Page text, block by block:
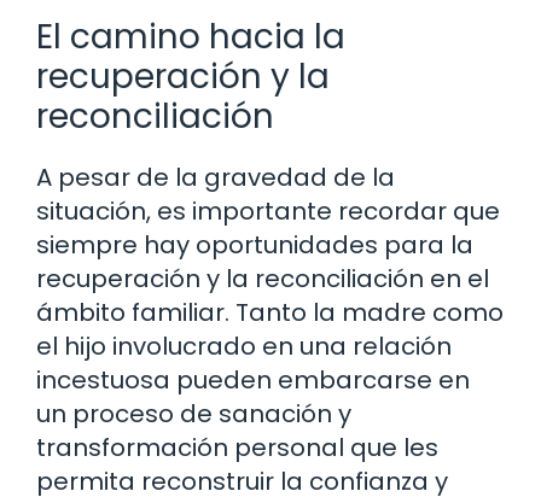
El camino hacia la
recuperación y la
reconciliación
A pesar de la gravedad de la
situación, es importante recordar que
siempre hay oportunidades para la
recuperación y la reconciliación en el
ámbito familiar. Tanto la madre como
el hijo involucrado en una relación
incestuosa pueden embarcarse en
un proceso de sanación y
transformación personal que les
permita reconstruir la confianza y